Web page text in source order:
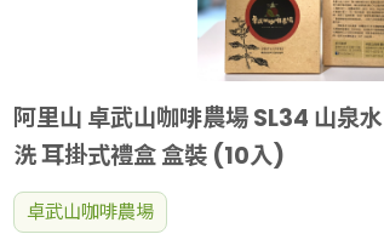
阿里山 卓武山咖啡農場 SL34 山泉水
洗 耳掛式禮盒 盒裝 (10入)
卓武山咖啡農場